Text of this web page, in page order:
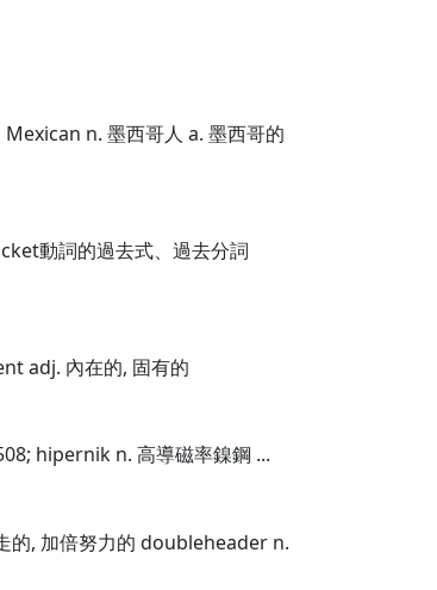
n. 墨西哥人 a. 墨西哥的
動詞的過去式、過去分詞
adj. 內在的, 固有的
hipernik n. 高導磁率鎳鋼 ...
的, 加倍努力的 doubleheader n.